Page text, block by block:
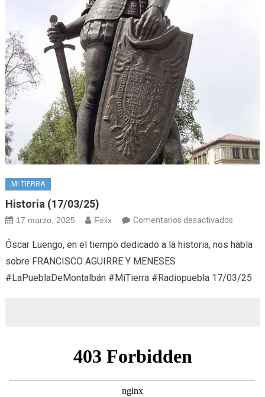
MI TIERRA
Historia (17/03/25)
17 marzo, 2025 Félix Comentarios desactivadosen
(17/03/
Óscar Luengo, en el tiempo dedicado a la historia, nos habla
sobre FRANCISCO AGUIRRE Y MENESES
#LaPueblaDeMontalbán #MiTierra #Radiopuebla 17/03/25